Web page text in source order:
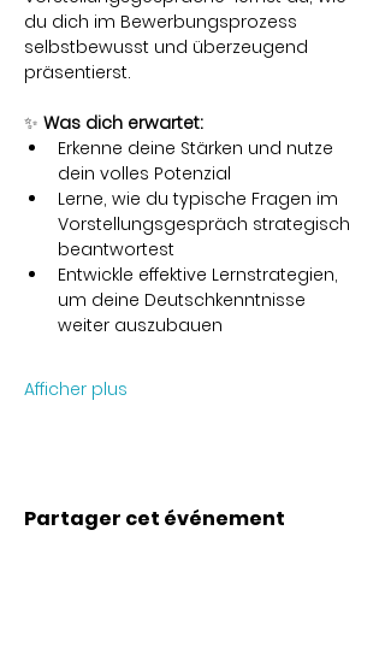
du dich im Bewerbungsprozess
selbstbewusst und überzeugend
präsentierst.
✨ Was dich erwartet:
Erkenne deine Stärken und nutze
dein volles Potenzial
Lerne, wie du typische Fragen im
Vorstellungsgespräch strategisch
beantwortest
Entwickle effektive Lernstrategien,
um deine Deutschkenntnisse
weiter auszubauen
Afficher plus
Partager cet événement